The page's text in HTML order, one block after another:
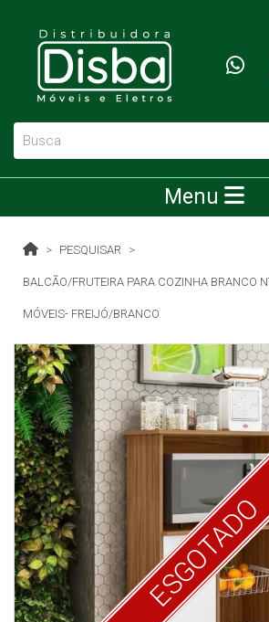
Menu
PESQUISAR
BALCÃO/FRUTEIRA PARA COZINHA BRANCO
MÓVEIS- FREIJÓ/BRANCO
ESGOTADO